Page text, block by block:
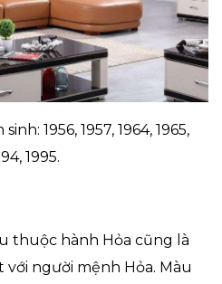
1956, 1957, 1964, 1965,
1995.
thuộc hành Hỏa cũng là
người mệnh Hỏa. Màu